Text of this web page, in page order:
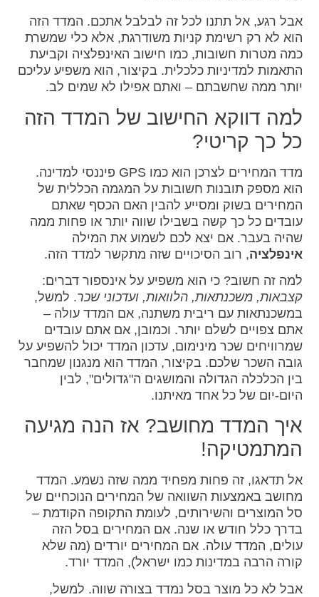
אבל רגע, אל תתנו לכל זה לבלבל אתכם. המדד הזה
הוא לא רק רשימת קניות משודרגת, אלא כלי שמשרת
כמה מטרות חשובות, כמו חישוב האינפלציה וקביעת
התאמות למדיניות כלכלית. בקיצור, הוא משפיע עליכם
יותר ממה שחשבתם – ואתם אפילו לא שמים לב.
למה דווקא החישוב של המדד הזה
כל כך קריטי?
מדד המחירים לצרכן הוא כמו GPS פיננסי למדינה.
הוא מספק תובנות חשובות על המגמה הכללית של
המחירים בשוק ומסייע להבין האם הכסף שאתם
עובדים כל כך קשה בשבילו שווה יותר או פחות ממה
שהיה בעבר. אם יצא לכם לשמוע את המילה
אינפלציה, רוב הסיכויים שזה מתקשר למדד הזה.
למה זה חשוב? כי הוא משפיע על אינספור דברים:
קצבאות, משכנתאות, הלוואות, ועדכוני שכר. למשל,
במשכנתאות עם ריבית משתנה, אם המדד עולה –
אתם צפויים לשלם יותר. וכמובן, אם אתם עובדים
שמרוויחים שכר מינימום, עדכון המדד יכול להשפיע על
גובה השכר שלכם. בקיצור, המדד הוא מנגנון שמחבר
בין הכלכלה הגדולה והמושגים ה"גדולים", לבין
היום-יום של כל אחד מאיתנו.
איך המדד מחושב? אז הנה מגיעה
המתמטיקה!
אל תדאגו, זה פחות מפחיד ממה שזה נשמע. המדד
מחושב באמצעות השוואה של המחירים הנוכחיים של
סל המוצרים והשירותים, לעומת התקופה הקודמת –
בדרך כלל חודש או שנה. אם המחירים בסל הזה
עולים, המדד עולה. אם המחירים יורדים (מה שלא
קורה הרבה במדינות כמו ישראל), המדד יורד.
אבל לא כל מוצר בסל נמדד בצורה שווה. למשל,